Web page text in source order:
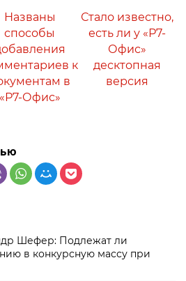
Названы
способы
к
в
«Р7-Офис»
Стало известно,
есть ли у «Р7-
Офис»
десктопная
версия
Шефер: Подлежат ли
в конкурсную массу при